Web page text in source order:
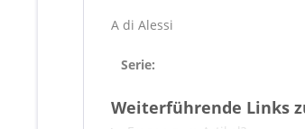
A di Alessi
Serie:
Weiterführende Links